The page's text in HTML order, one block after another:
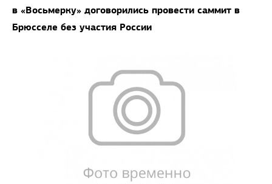
в «Восьмерку» договорились провести саммит в
Брюсселе без участия России